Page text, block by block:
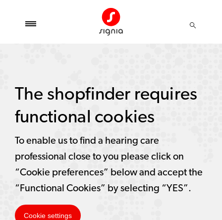
The shopfinder requires
functional cookies
To enable us to find a hearing care
professional close to you please click on
“Cookie preferences” below and accept the
“Functional Cookies” by selecting “YES”.
Cookie settings